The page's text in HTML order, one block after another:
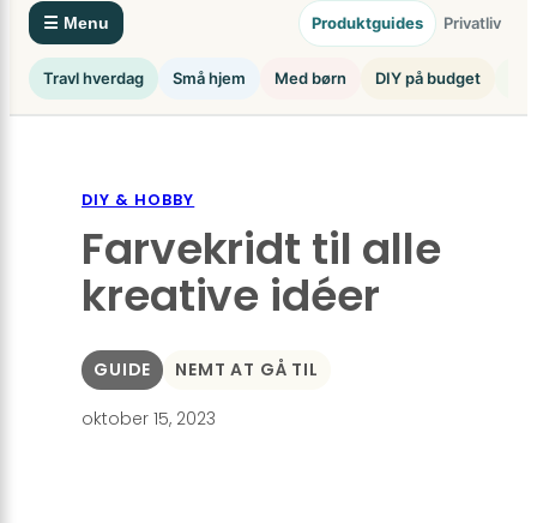
☰ Menu Produktguides Privatliv
Travl hverdag Små hjem Med børn DIY på budget
DIY & HOBBY
Farvekridt til alle
kreative idéer
GUIDE NEMT AT GÅ TIL
oktober 15, 2023